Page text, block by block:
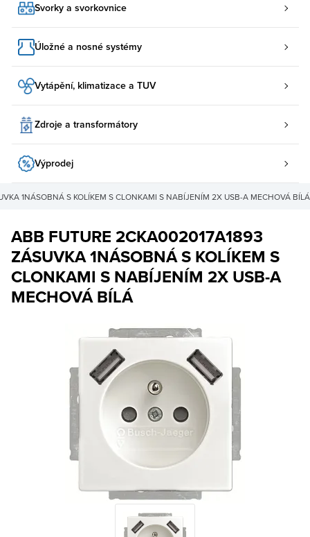
Svorky a svorkovnice
Úložné a nosné systémy
Vytápění, klimatizace a TUV
Zdroje a transformátory
Výprodej
1NÁSOBNÁ S KOLÍKEM S CLONKAMI S NABÍJENÍM 2X USB-A MECHOVÁ BÍLÁ
ABB FUTURE 2CKA002017A1893
ZÁSUVKA 1NÁSOBNÁ S KOLÍKEM S
CLONKAMI S NABÍJENÍM 2X USB-A
MECHOVÁ BÍLÁ